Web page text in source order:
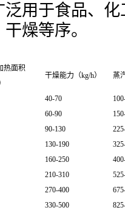
泛用于食品、
燥等序。
热面积
干燥能力（kg/h） 蒸
40-70
60-90
90-130
130-190
160-250
210-310
270-400
330-500